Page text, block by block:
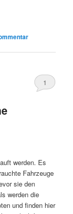
1
werden. Es
Fahrzeuge
sie den
werden die
und finden hier